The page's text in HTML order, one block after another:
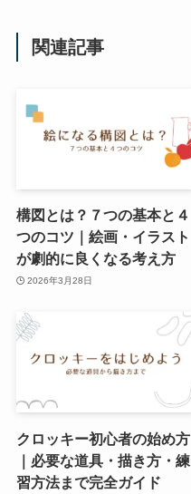
関連記事
構図とは？７つの基本と４
つのコツ｜絵画・イラスト
が劇的に良くなる考え方
2026年3月28日
クロッキー初心者の始め方
｜必要な道具・描き方・練
習方法まで完全ガイド